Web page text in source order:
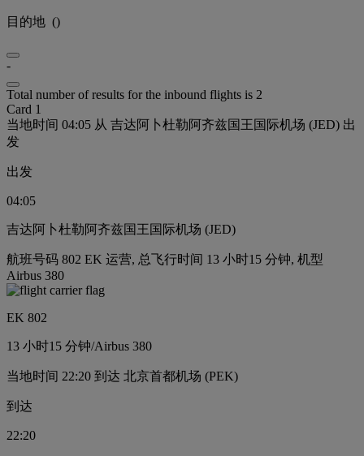
目的地 ()
-
Total number of results for the inbound flights is 2
Card 1
当地时间 04:05 从 吉达阿卜杜勒阿齐兹国王国际机场 (JED) 出
发
出发
04:05
吉达阿卜杜勒阿齐兹国王国际机场 (JED)
航班号码 802 EK 运营, 总飞行时间 13 小时15 分钟, 机型
Airbus 380
EK 802
13 小时15 分钟/Airbus 380
当地时间 22:20 到达 北京首都机场 (PEK)
到达
22:20